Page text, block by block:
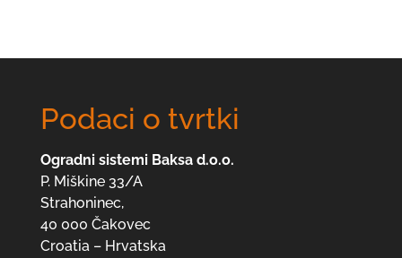
Podaci o tvrtki
Ogradni sistemi Baksa d.o.o.
P. Miškine 33/A
Strahoninec,
40 000 Čakovec
Croatia – Hrvatska